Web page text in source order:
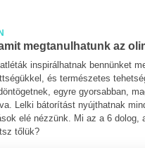
megtanulhatunk az
inspirálhatnak bennünket
és természetes
egyre gyorsabban,
Lelki bátorítást nyújthatnak
elé nézzünk. Mi az a 6 dolog,
tőlük?